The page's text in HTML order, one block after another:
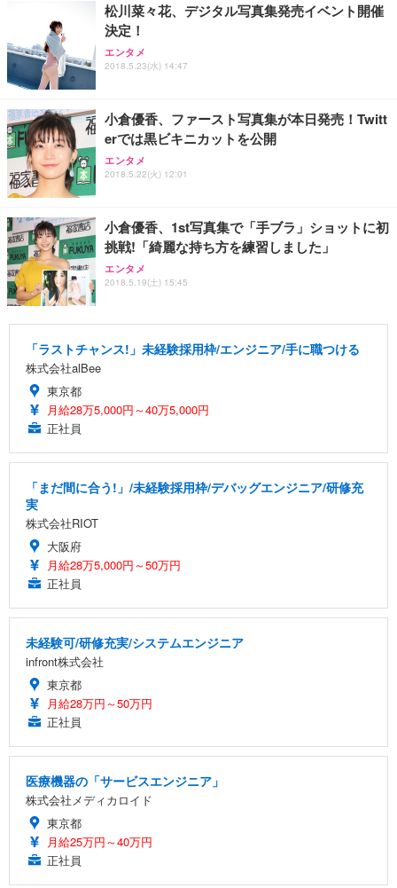
松川菜々花、デジタル写真集発売イベント開催
決定！
エンタメ
2018.5.23(水) 14:47
小倉優香、ファースト写真集が本日発売！Twitt
erでは黒ビキニカットを公開
エンタメ
2018.5.22(火) 12:01
小倉優香、1st写真集で「手ブラ」ショットに初
挑戦!「綺麗な持ち方を練習しました」
エンタメ
2018.5.19(土) 15:45
「ラストチャンス!」未経験採用枠/エンジニア/手に職つける
株式会社alBee
東京都
月給28万5,000円～40万5,000円
正社員
「まだ間に合う!」/未経験採用枠/デバッグエンジニア/研修充
実
株式会社RIOT
大阪府
月給28万5,000円～50万円
正社員
未経験可/研修充実/システムエンジニア
infront株式会社
東京都
月給28万円～50万円
正社員
医療機器の「サービスエンジニア」
株式会社メディカロイド
東京都
月給25万円～40万円
正社員